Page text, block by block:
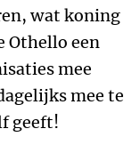
wat koning
Othello een
mee
mee te
geeft!